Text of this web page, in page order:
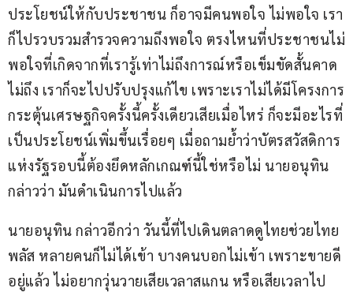
ประโยชน์ให้กับประชาชน ก็อาจมีคนพอใจ ไม่พอใจ เรา
ก็ไปรวบรวมสำรวจความถึงพอใจ ตรงไหนที่ประชาชนไม่
พอใจที่เกิดจากที่เรารู้เท่าไม่ถึงการณ์หรือเข็มขัดสั้นคาด
ไม่ถึง เราก็จะไปปรับปรุงแก้ไข เพราะเราไม่ได้มีโครงการ
กระตุ้นเศรษฐกิจครั้งนี้ครั้งเดียวเสียเมื่อไหร่ ก็จะมีอะไรที่
เป็นประโยชน์เพิ่มขึ้นเรื่อยๆ เมื่อถามย้ำว่าบัตรสวัสดิการ
แห่งรัฐรอบนี้ต้องยึดหลักเกณฑ์นี้ใช่หรือไม่ นายอนุทิน
กล่าวว่า มันดำเนินการไปแล้ว
นายอนุทิน กล่าวอีกว่า วันนี้ที่ไปเดินตลาดดูไทยช่วยไทย
พลัส หลายคนก็ไม่ได้เข้า บางคนบอกไม่เข้า เพราะขายดี
อยู่แล้ว ไม่อยากวุ่นวายเสียเวลาสแกน หรือเสียเวลาไป